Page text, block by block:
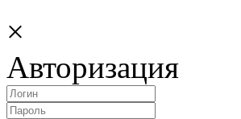
×
Авторизация